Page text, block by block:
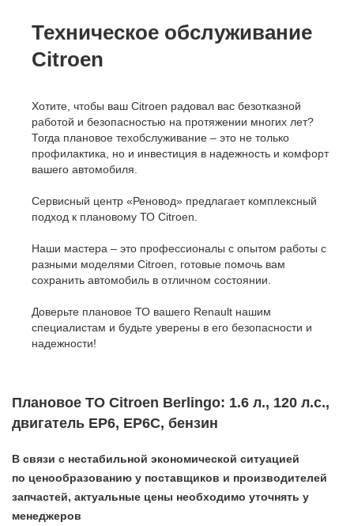
Техническое обслуживание
Citroen
Хотите, чтобы ваш Citroen радовал вас безотказной
работой и безопасностью на протяжении многих лет?
Тогда плановое техобслуживание – это не только
профилактика, но и инвестиция в надежность и комфорт
вашего автомобиля.
Сервисный центр «Реновод» предлагает комплексный
подход к плановому ТО Citroen.
Наши мастера – это профессионалы с опытом работы с
разными моделями Citroen, готовые помочь вам
сохранить автомобиль в отличном состоянии.
Доверьте плановое ТО вашего Renault нашим
специалистам и будьте уверены в его безопасности и
надежности!
Плановое ТО Citroen Berlingo: 1.6 л., 120 л.с.,
двигатель EP6, EP6C, бензин
В связи с нестабильной экономической ситуацией
по ценообразованию у поставщиков и производителей
запчастей, актуальные цены необходимо уточнять у
менеджеров